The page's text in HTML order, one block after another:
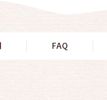
FAQ